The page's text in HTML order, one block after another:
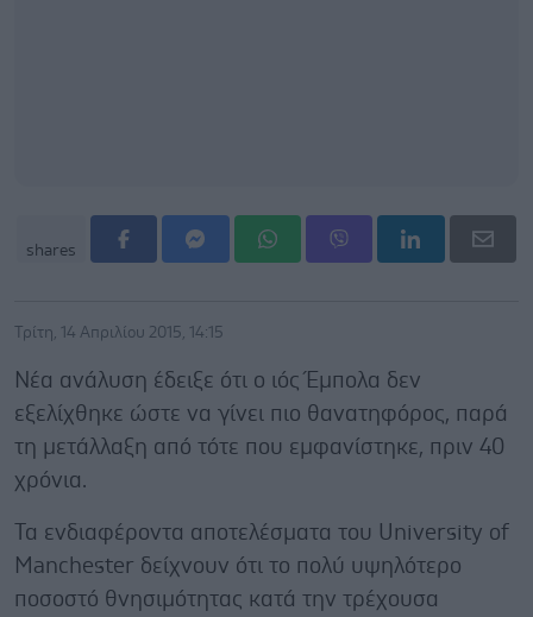
shares
Τρίτη, 14 Απριλίου 2015, 14:15
Νέα ανάλυση έδειξε ότι ο ιός Έμπολα δεν
εξελίχθηκε ώστε να γίνει πιο θανατηφόρος, παρά
τη μετάλλαξη από τότε που εμφανίστηκε, πριν 40
χρόνια.
Τα ενδιαφέροντα αποτελέσματα του University of
Manchester δείχνουν ότι το πολύ υψηλότερο
ποσοστό θνησιμότητας κατά την τρέχουσα